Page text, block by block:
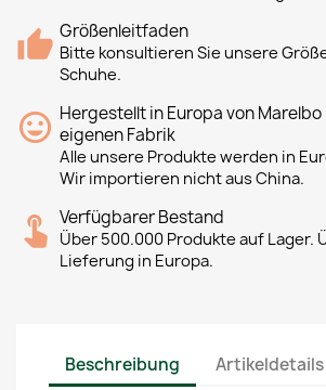
Größenleitfaden
Bitte konsultieren Sie unsere
Schuhe.
Hergestellt in Europa von
eigenen Fabrik
Alle unsere Produkte werden in
Wir importieren nicht aus China.
Verfügbarer Bestand
Über 500.000 Produkte auf Lager.
Lieferung in Europa.
Beschreibung Artikeldetails